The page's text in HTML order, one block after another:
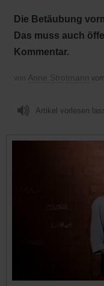
Krieg und Frieden
in
Flucht und Migration
Podcast
Die Betäubung
Das muss auch
Kommentar.
von Anne Strotmann
Artikel vorlesen